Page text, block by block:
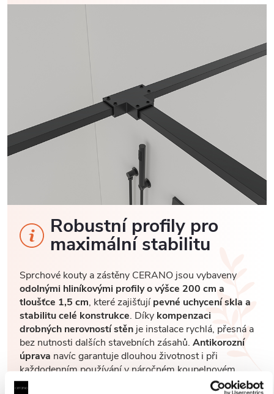
Robustní profily pro
maximální stabilitu
Sprchové kouty a zástěny CERANO jsou vybaveny
odolnými hliníkovými profily o výšce 200 cm a
tloušťce 1,5 cm, které zajišťujípevné uchycení skla a
stabilitu celé konstrukce. Díky kompenzaci
drobných nerovností stěnje instalace rychlá, přesná a
bez nutnosti dalších stavebních zásahů. Antikorozní
úprava navíc garantuje dlouhou životnost i při
každodenním používání v náročném koupelnovém
prostředí..